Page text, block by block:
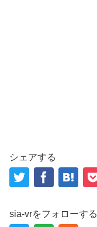
シェアする
sia-vrをフォローする